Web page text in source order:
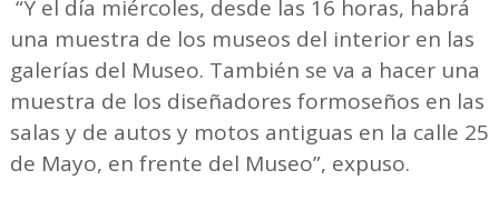
“Y el día miércoles, desde las 16 horas, habrá
una muestra de los museos del interior en las
galerías del Museo. También se va a hacer una
muestra de los diseñadores formoseños en las
salas y de autos y motos antiguas en la calle 25
de Mayo, en frente del Museo”, expuso.